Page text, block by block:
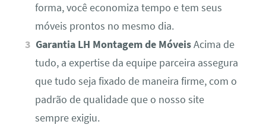
forma, você economiza tempo e tem seus
móveis prontos no mesmo dia.
Garantia LH Montagem de MóveisAcima de
tudo, a expertise da equipe parceira assegura
que tudo seja fixado de maneira firme, com o
padrão de qualidade que o nosso site
sempre exigiu.